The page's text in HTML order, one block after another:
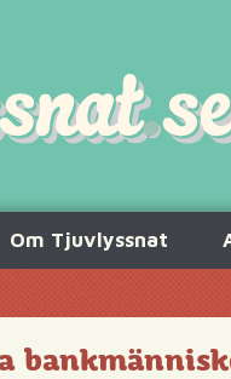
Om Tjuvlyssnat